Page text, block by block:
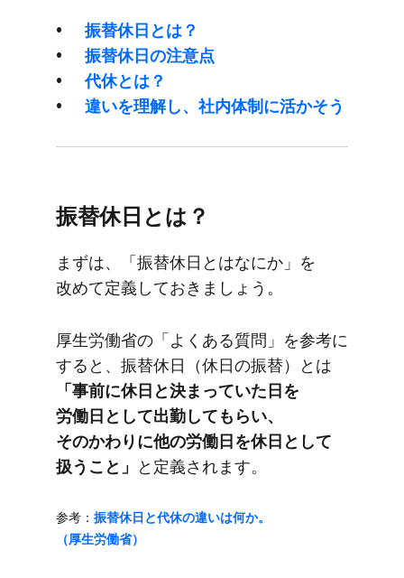
振替休日とは？
振替休日の​注意点
代休とは？
違いを​理解し、​社内体制に​活かそう
振替休日とは？
まずは、​「振替休日とはなにか」を​
改めて​定義して​おきましょう。
厚生労働省の​「よく​ある​質問」を​参考に​
すると、​振替休日​（休日の​振替）とは
「事前に​休日と​決まっていた​日を​
労働日と​して​出勤して​もらい、​
そのかわりに​他の​労働日を​休日と​して​
扱う​こと」
と​定義されます。
参考： 振替休日と​代休の​違いは​何か。​
（厚生労働省）